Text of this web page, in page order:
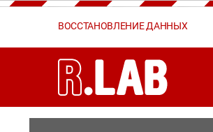
ВОССТАНОВЛЕНИЕ ДАННЫХ